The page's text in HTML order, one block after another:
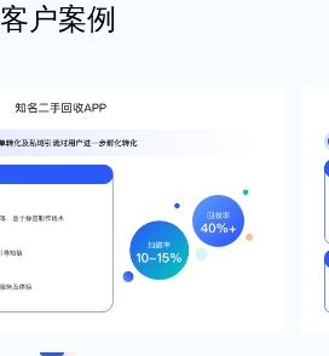
客户案例